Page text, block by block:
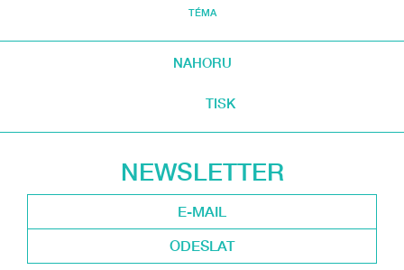
TÉMA
NAHORU
TISK
NEWSLETTER
ODESLAT